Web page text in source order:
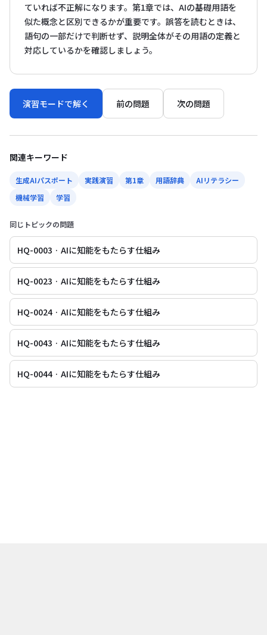
ていれば不正解になります。第1章では、AIの基礎用語を
似た概念と区別できるかが重要です。誤答を読むときは、
語句の一部だけで判断せず、説明全体がその用語の定義と
対応しているかを確認しましょう。
演習モードで解く 前の問題 次の問題
関連キーワード
生成AIパスポート 実践演習 第1章 用語辞典
AIリテラシー
機械学習
学習
同じトピックの問題
HQ-0003 · AIに知能をもたらす仕組み
HQ-0023 · AIに知能をもたらす仕組み
HQ-0024 · AIに知能をもたらす仕組み
HQ-0043 · AIに知能をもたらす仕組み
HQ-0044 · AIに知能をもたらす仕組み